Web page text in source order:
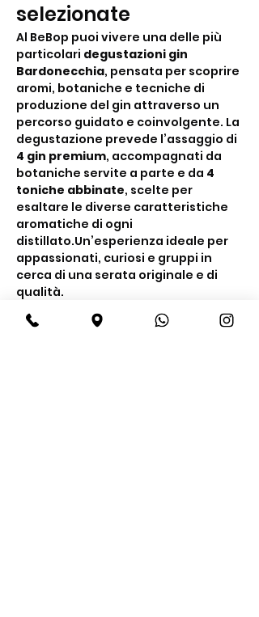
selezionate
Al BeBop puoi vivere una delle più
particolari degustazioni gin
Bardonecchia, pensata per scoprire
aromi, botaniche e tecniche di
produzione del gin attraverso un
percorso guidato e coinvolgente. La
degustazione prevede l’assaggio di
4 gin premium, accompagnati da
botaniche servite a parte e da 4
toniche abbinate, scelte per
esaltare le diverse caratteristiche
aromatiche di ogni
distillato.Un’esperienza ideale per
appassionati, curiosi e gruppi in
cerca di una serata originale e di
qualità.
Cosa include la